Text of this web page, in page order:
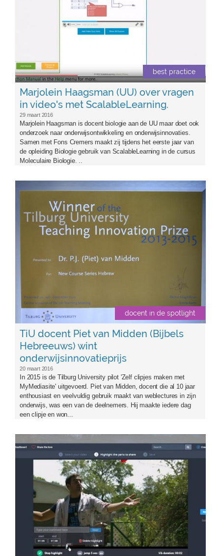
best practice
Marjolein Haagsman (UU) over vragen
in video's met ScalableLearning.
29 maart 2016
Marjolein Haagsman is docent biologie aan de UU maar doet ook
onderzoek naar onderwijsontwikkeling en onderwijsinnovaties.
Samen met Fons Cremers maakt zij tijdens het eerste jaar van
de opleiding Biologie gebruik van ScalableLearning in de cursus
Moleculaire Biologie. ..
onderwijsvernieuwingsprijs_2015.jpg
docent in de spotlight
TiU docent Piet van Midden (Bijbels
Hebreeuws) wint
onderwijsinnovatieprijs
20 maart 2016
In 2015 is de Tilburg University pilot 'Zelf clipjes maken met
MyMediasite' uitgevoerd. Piet van Midden, docent die al 10 jaar
enthousiast en veelvuldig gebruik maakt van weblectures in zijn
onderwijs, was een van de deelnemers. Hij maakte iedere dag
een clipje en won...
vibby.jpg